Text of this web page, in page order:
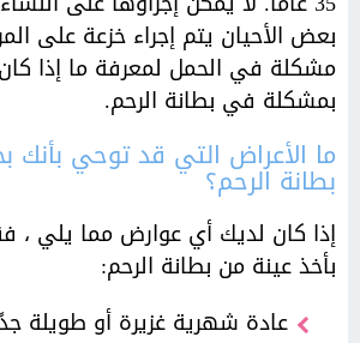
بعض الأحيان يتم إجراء خزعة على
مشكلة في الحمل لمعرفة ما إذا
بمشكلة في بطانة الرحم.
ما الأعراض التي قد توحي بأنك
بطانة الرحم؟
إذا كان لديك أي عوارض مما يلي
بأخذ عينة من بطانة الرحم:
عادة شهرية غزيرة أو طويلة